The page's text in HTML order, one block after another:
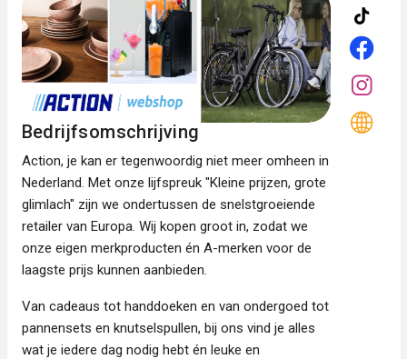
Bedrijfsomschrijving
Action, je kan er tegenwoordig niet meer omheen in
Nederland. Met onze lijfspreuk "Kleine prijzen, grote
glimlach" zijn we ondertussen de snelstgroeiende
retailer van Europa. Wij kopen groot in, zodat we
onze eigen merkproducten én A-merken voor de
laagste prijs kunnen aanbieden.
Van cadeaus tot handdoeken en van ondergoed tot
pannensets en knutselspullen, bij ons vind je alles
wat je iedere dag nodig hebt én leuke en